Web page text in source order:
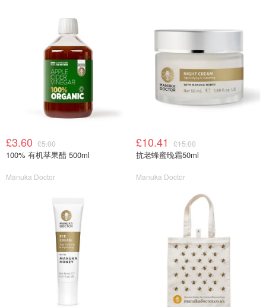
£3.60 £5.00
100% 有机苹果醋 500ml
Manuka Doctor
£10.41 £15.00
抗老蜂蜜晚霜50ml
Manuka Doctor